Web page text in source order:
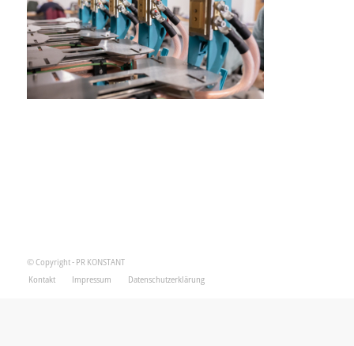
© Copyright - PR KONSTANT
Kontakt
Impressum Datenschutzerklärung